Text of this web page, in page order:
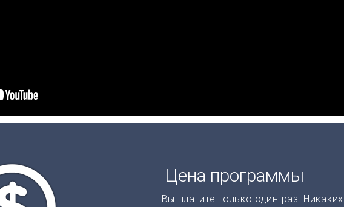
Цена программы
Вы платите только один раз.